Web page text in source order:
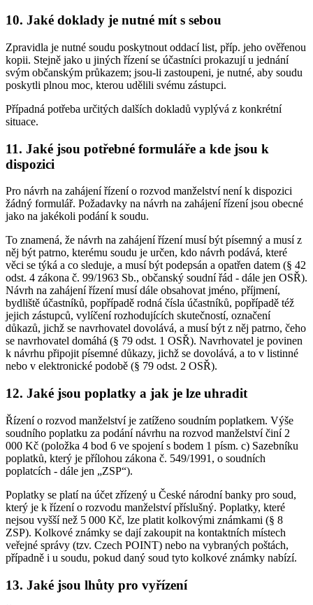
10. Jaké doklady je nutné mít s sebou
Zpravidla je nutné soudu poskytnout oddací list, příp. jeho ověřenou
kopii. Stejně jako u jiných řízení se účastníci prokazují u jednání
svým občanským průkazem; jsou-li zastoupeni, je nutné, aby soudu
poskytli plnou moc, kterou udělili svému zástupci.
Případná potřeba určitých dalších dokladů vyplývá z konkrétní
situace.
11. Jaké jsou potřebné formuláře a kde jsou k
dispozici
Pro návrh na zahájení řízení o rozvod manželství není k dispozici
žádný formulář. Požadavky na návrh na zahájení řízení jsou obecné
jako na jakékoli podání k soudu.
To znamená, že návrh na zahájení řízení musí být písemný a musí z
něj být patrno, kterému soudu je určen, kdo návrh podává, které
věci se týká a co sleduje, a musí být podepsán a opatřen datem (§ 42
odst. 4 zákona č. 99/1963 Sb., občanský soudní řád - dále jen OSŘ).
Návrh na zahájení řízení musí dále obsahovat jméno, příjmení,
bydliště účastníků, popřípadě rodná čísla účastníků, popřípadě též
jejich zástupců, vylíčení rozhodujících skutečností, označení
důkazů, jichž se navrhovatel dovolává, a musí být z něj patrno, čeho
se navrhovatel domáhá (§ 79 odst. 1 OSŘ). Navrhovatel je povinen
k návrhu připojit písemné důkazy, jichž se dovolává, a to v listinné
nebo v elektronické podobě (§ 79 odst. 2 OSŘ).
12. Jaké jsou poplatky a jak je lze uhradit
Řízení o rozvod manželství je zatíženo soudním poplatkem. Výše
soudního poplatku za podání návrhu na rozvod manželství činí 2
000 Kč (položka 4 bod 6 ve spojení s bodem 1 písm. c) Sazebníku
poplatků, který je přílohou zákona č. 549/1991, o soudních
poplatcích - dále jen „ZSP“).
Poplatky se platí na účet zřízený u České národní banky pro soud,
který je k řízení o rozvodu manželství příslušný. Poplatky, které
nejsou vyšší než 5 000 Kč, lze platit kolkovými známkami (§ 8
ZSP). Kolkové známky se dají zakoupit na kontaktních místech
veřejné správy (tzv. Czech POINT) nebo na vybraných poštách,
případně i u soudu, pokud daný soud tyto kolkové známky nabízí.
13. Jaké jsou lhůty pro vyřízení